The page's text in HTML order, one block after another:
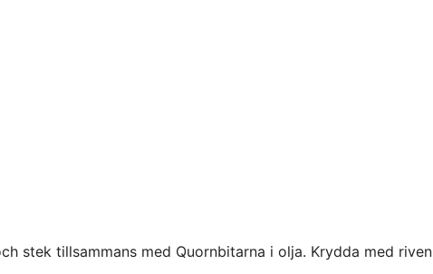
stek tillsammans med Quornbitarna i olja. Krydda med riven